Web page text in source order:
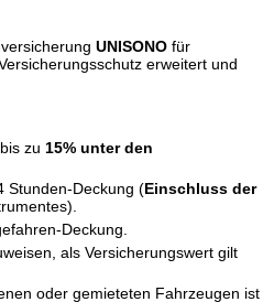
UNISONO für
erweitert und
zu 15% unter den
Stunden-Deckung (Einschluss der
Deckung.
als Versicherungswert gilt
oder gemieteten Fahrzeugen ist